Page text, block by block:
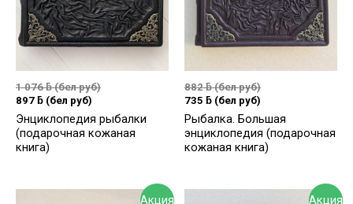
1 076ƃ(бел руб)
897 ƃ (бел руб)
Энциклопедия рыбалки
(подарочная кожаная
книга)
882ƃ(бел руб)
735 ƃ (бел руб)
Рыбалка. Большая
энциклопедия (подарочная
кожаная книга)
Акция Акция